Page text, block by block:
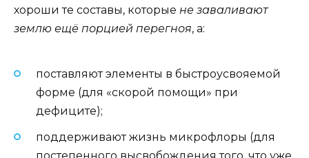
хороши те составы, которые не заваливают
землю ещё порцией перегноя, а:
поставляют элементы в быстроусвояемой
форме (для «скорой помощи» при
дефиците);
поддерживают жизнь микрофлоры (для